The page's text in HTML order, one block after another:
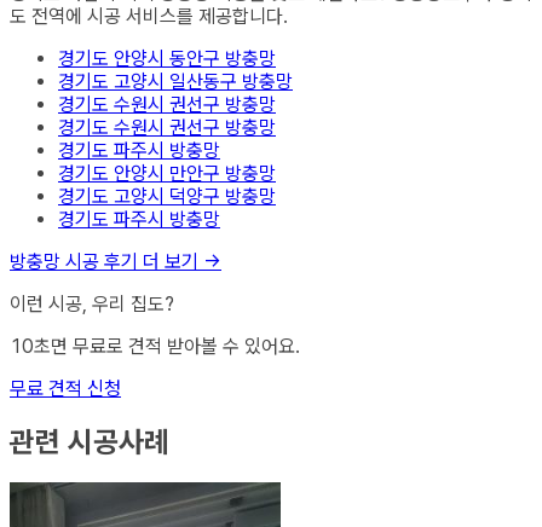
도 전역에 시공 서비스를 제공합니다.
경기도 안양시 동안구 방충망
경기도 고양시 일산동구 방충망
경기도 수원시 권선구 방충망
경기도 수원시 권선구 방충망
경기도 파주시 방충망
경기도 안양시 만안구 방충망
경기도 고양시 덕양구 방충망
경기도 파주시 방충망
방충망 시공 후기 더 보기 →
이런 시공, 우리 집도?
10초면 무료로 견적 받아볼 수 있어요.
무료 견적 신청
관련 시공사례